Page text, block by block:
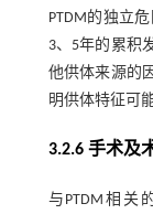
PTDM的独立
3、5年的累积
他供体来源的
明供体特征可
3.2.6 手术及
与PTDM相关